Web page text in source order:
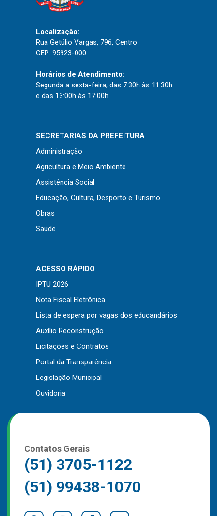
Diário Oficial (Novo)
Recursos Humanos
Processo Seletivo
Concursos
Instruções Normativas
Transparência
Portal da Transparência
Outros
Downloads
Notícias
Contato
Página Inicial
Localização:
Rua Getúlio Vargas, 796, Centro
CEP: 95923-000
Horários de Atendimento:
Segunda a sexta-feira, das 7:30h às 11:30h
e das 13:00h às 17:00h
SECRETARIAS DA PREFEITURA
Administração
Agricultura e Meio Ambiente
Assistência Social
Educação, Cultura, Desporto e Turismo
Obras
Saúde
ACESSO RÁPIDO
IPTU 2026
Nota Fiscal Eletrônica
Lista de espera por vagas dos educandários
Auxílio Reconstrução
Licitações e Contratos
Portal da Transparência
Legislação Municipal
Ouvidoria
Contatos Gerais
(51) 3705-1122
(51) 99438-1070